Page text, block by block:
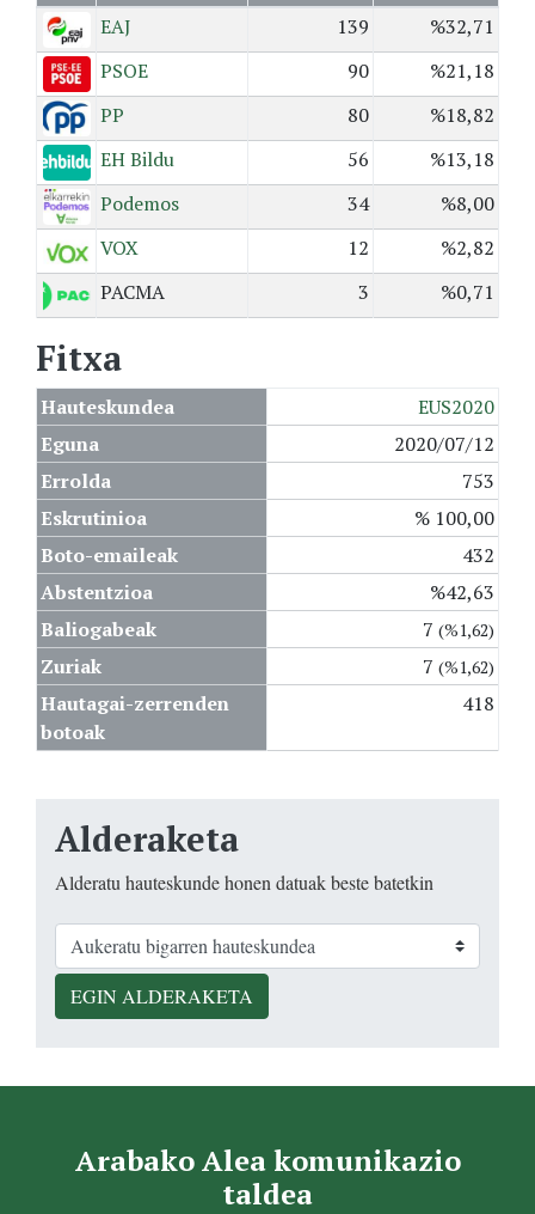
EAJ
139
%32,71
PSOE
90
%21,18
PP
80
%18,82
EH Bildu
56
%13,18
Podemos
34
%8,00
VOX
12
%2,82
PACMA
3 %0,71
Fitxa
Hauteskundea
EUS2020
Eguna
2020/07/12
Errolda
753
Eskrutinioa
% 100,00
Boto-emaileak
432
Abstentzioa
%42,63
Baliogabeak
7 (%1,62)
Zuriak 7 (%1,62)
Hautagai-zerrenden
botoak
418
Alderaketa
Alderatu hauteskunde honen datuak beste batetkin
EGIN ALDERAKETA
Arabako Alea komunikazio
taldea